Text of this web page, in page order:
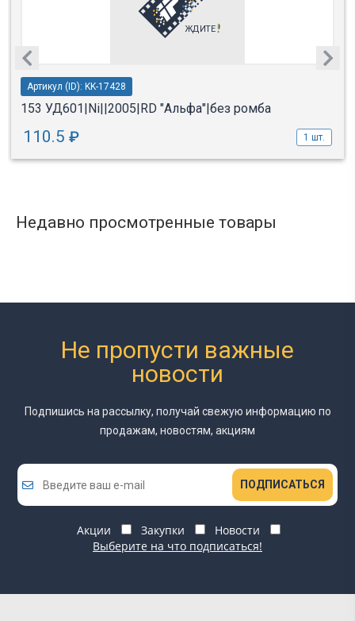
Артикул (ID): KK-17428
153 УД601|Ni||2005|RD "Альфа"|без ромба
110.5 ₽ 1 шт.
Недавно просмотренные товары
Не пропусти важные
новости
Подпишись на рассылку, получай свежую информацию по
продажам, новостям, акциям
ПОДПИСАТЬСЯ
Акции Закупки
Новости
Выберите на что подписаться!